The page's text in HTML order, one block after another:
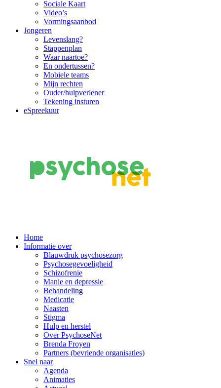
Sociale Kaart
Video’s
Vormingsaanbod
Jongeren
Levenslang?
Stappenplan
Waar naartoe?
En ondertussen?
Mobiele teams
Mijn rechten
Ouder/hulpverlener
Tekening insturen
eSpreekuur
Main
Navigation
Home
Informatie over
Blauwdruk psychosezorg
Psychosegevoeligheid
Schizofrenie
Manie en depressie
Behandeling
Medicatie
Naasten
Stigma
Hulp en herstel
Over PsychoseNet
Brenda Froyen
Partners (bevriende organisaties)
Snel naar
Agenda
Animaties